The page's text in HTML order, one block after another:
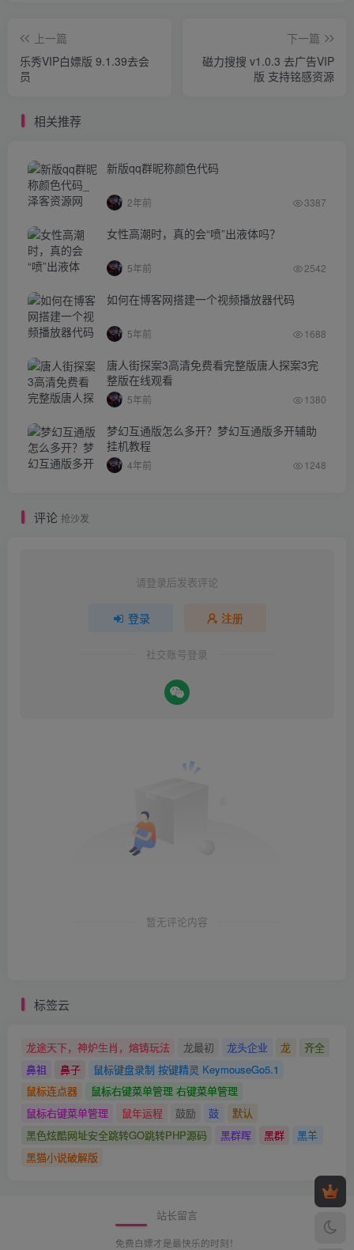
上一篇
乐秀VIP白嫖版 9.1.39去会
员
下一篇
磁力搜搜 v1.0.3 去广告VIP
版 支持铭感资源
相关推荐
新版qq群昵称颜色代码
2年前 3387
女性高潮时，真的会“喷”出液体吗？
5年前 2542
如何在博客网搭建一个视频播放器代码
5年前 1688
唐人街探案3高清免费看完整版唐人探案3完
整版在线观看
5年前 1380
梦幻互通版怎么多开？梦幻互通版多开辅助
挂机教程
4年前 1248
评论 抢沙发
请登录后发表评论
登录 注册
社交账号登录
暂无评论内容
标签云
龙途天下，神炉生肖，熔铸玩法 龙最初 龙头企业 龙
齐全
鼻祖
鼻子
鼠标键盘录制 按键精灵 KeymouseGo5.1
鼠标连点器
鼠标右键菜单管理 右键菜单管理
鼠标右键菜单管理
鼠年运程 鼓励 鼓
默认
黑色炫酷网址安全跳转GO跳转PHP源码
黑群晖 黑群
黑羊
黑猫小说破解版
站长留言
免费白嫖才是最快乐的时刻！